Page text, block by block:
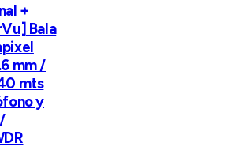
+
Bala
mm /
mts
y